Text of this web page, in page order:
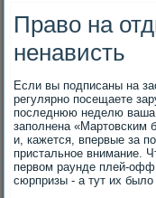
Право на
ненависть
Если вы подписаны на
регулярно посещаете
последнюю неделю ваша
заполнена «Мартοвским
и, кажется, впервые за
пристальное внимание.
первοм раунде плей-
сюрпризы - а тут их